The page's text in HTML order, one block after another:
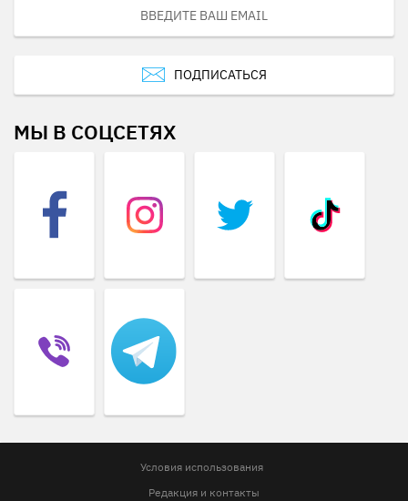
ПОДПИСАТЬСЯ
МЫ В СОЦСЕТЯХ
Условия использования
Редакция и контакты